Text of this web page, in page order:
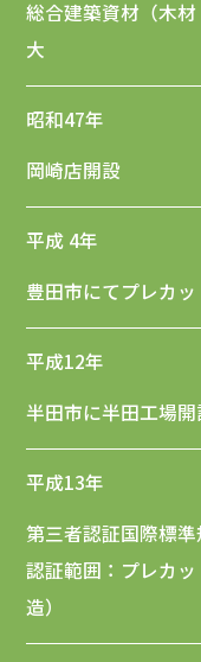
総合建築資材（木
大
昭和47年
岡崎店開設
平成 4年
豊田市にてプレカ
平成12年
半田市に半田工場
平成13年
第三者認証国際標
認証範囲：プレカ
造）